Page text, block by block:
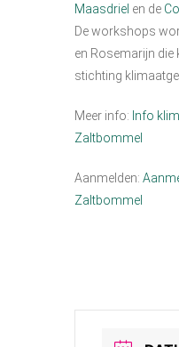
Maasdriel en de
De workshops
en Rosemarijn
stichting
Meer info: Info
Zaltbommel
Aanmelden:
Zaltbommel